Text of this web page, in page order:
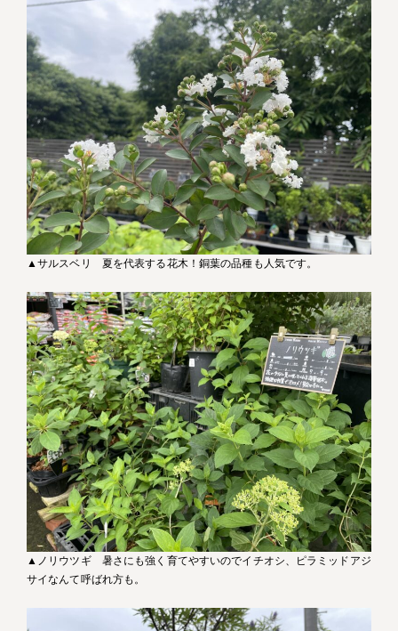
▲サルスベリ 夏を代表する花木！銅葉の品種も人気です。
▲ノリウツギ 暑さにも強く育てやすいのでイチオシ、ピラミッドアジ
サイなんて呼ばれ方も。